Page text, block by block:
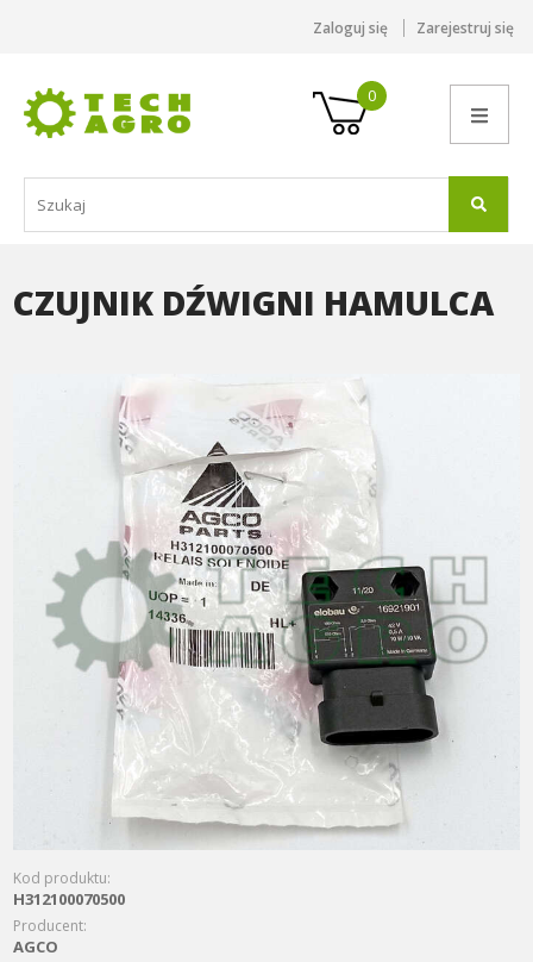
Zaloguj się Zarejestruj się
0
CZUJNIK DŹWIGNI HAMULCA
Kod produktu:
H312100070500
Producent:
AGCO